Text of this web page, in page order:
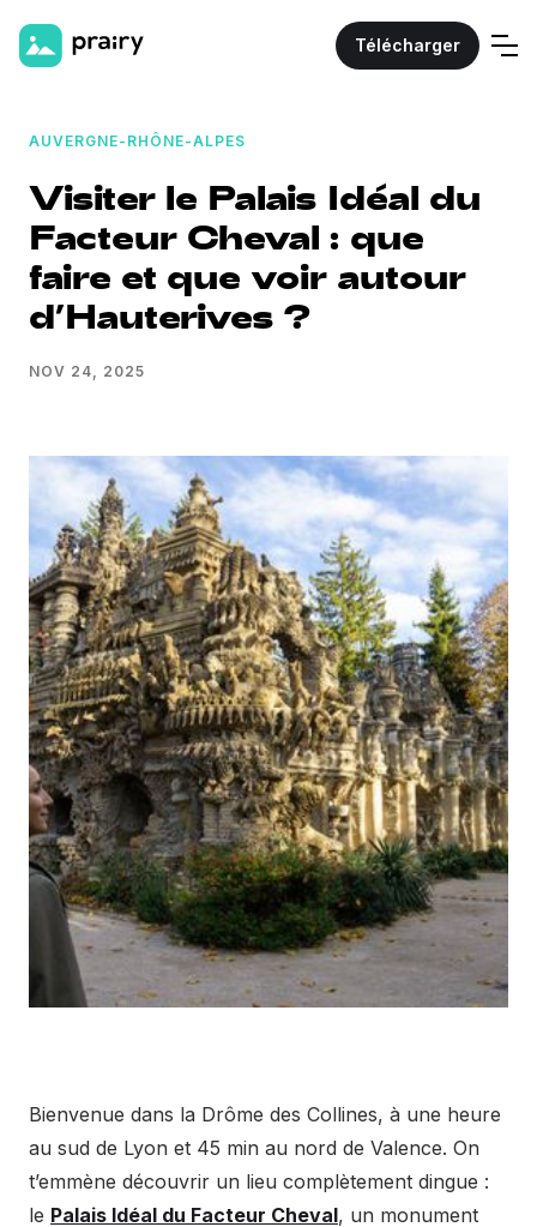
Télécharger
AUVERGNE-RHÔNE-ALPES
Visiter le Palais Idéal du
Facteur Cheval : que
faire et que voir autour
d’Hauterives ?
NOV 24, 2025
Bienvenue dans la Drôme des Collines, à une heure
au sud de Lyon et 45 min au nord de Valence. On
t’emmène découvrir un lieu complètement dingue :
le Palais Idéal du Facteur Cheval, un monument